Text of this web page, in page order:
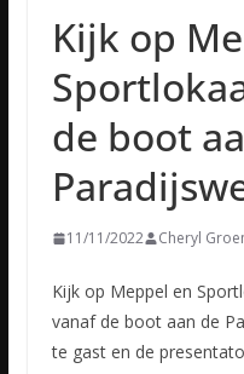
Kijk op
de boot
11/11/2022 Cheryl
Kijk op Meppel en
vanaf de boot aan de
te gast en de